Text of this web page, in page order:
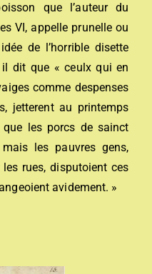
que l’auteur du
VI, appelle prunelle ou
de l’horrible disette
dit que « ceulx qui en
comme despenses
s, jetterent au printemps
les porcs de sainct
les pauvres gens,
rues, disputoient ces
avidement. »